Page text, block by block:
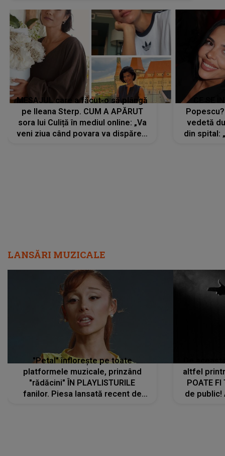
MESAJUL care a făcut-o să plângă
pe Ileana Sterp. CUM A APĂRUT
sora lui Culiță în mediul online: „Va
veni ziua când povara va dispărea,
vedetă
din spital:
LANSĂRI MUZICALE
"Petal" înflorește pe toate
platformele muzicale, prinzând
"rădăcini" ÎN PLAYLISTURILE
fanilor. Piesa lansată recent de
altfel
POATE FI
de public!